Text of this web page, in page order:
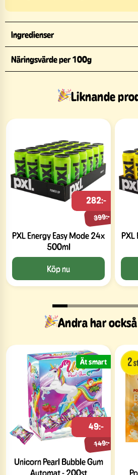
Ingredienser
Näringsvärde per 100g
Liknande
PXL Energy Easy Mode 24x
500ml
399:-
282:-
Köp nu
PXL
Andra har
Unicorn Pearl Bubble Gum
Automat - 200st
149:-
49:-
Ät smart